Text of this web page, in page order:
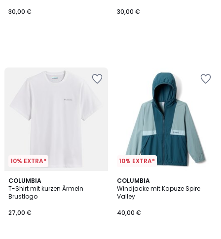
30,00 €
30,00 €
10% EXTRA*
COLUMBIA
T-Shirt mit kurzen Ärmeln
Brustlogo
27,00 €
3
Farben
10% EXTRA*
COLUMBIA
Windjacke mit Kapuze Spire
Valley
40,00 €
2
Farben